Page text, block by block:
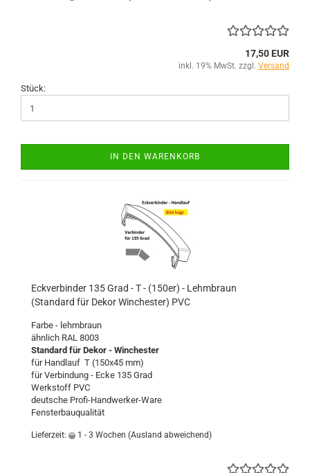
17,50 EUR
inkl. 19% MwSt. zzgl. Versand
Stück:
IN DEN WARENKORB
Eckverbinder 135 Grad - T - (150er) - Lehmbraun
(Standard für Dekor Winchester) PVC
Farbe - lehmbraun
ähnlich RAL 8003
Standard für Dekor - Winchester
für Handlauf T (150x45 mm)
für Verbindung - Ecke 135 Grad
Werkstoff PVC
deutsche Profi-Handwerker-Ware
Fensterbauqualität
Lieferzeit: 1 - 3 Wochen (Ausland abweichend)